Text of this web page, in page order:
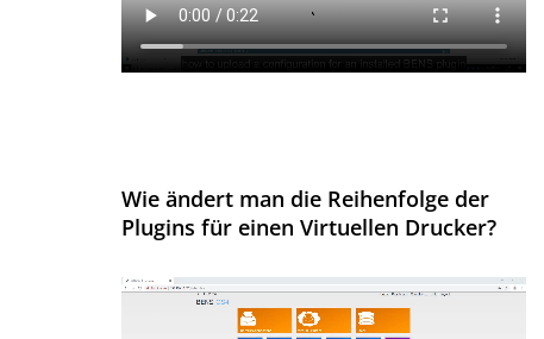
Wie ändert man die Reihenfolge der
Plugins für einen Virtuellen Drucker?